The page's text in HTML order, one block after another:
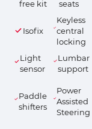
free kit
seats
Isofix
Keyless
central
locking
Light
sensor
Lumbar
support
Paddle
shifters
Power
Assisted
Steering